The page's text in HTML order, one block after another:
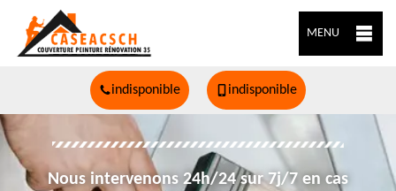
MENU
indisponible indisponible
Nous intervenons 24h/24 sur 7j/7 en cas